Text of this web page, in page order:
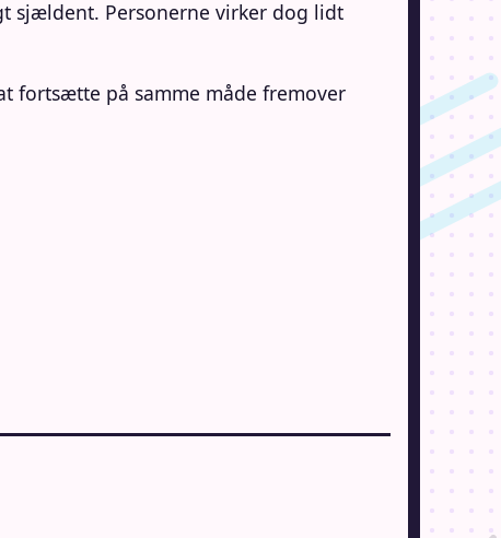
sjældent. Personerne virker dog lidt
fortsætte på samme måde fremover